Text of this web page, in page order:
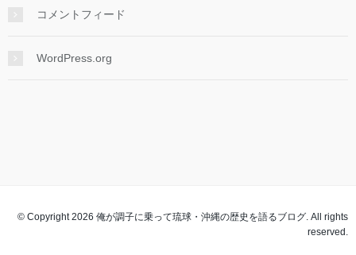
コメントフィード
WordPress.org
© Copyright 2026 俺が調子に乗って琉球・沖縄の歴史を語るブログ. All rights
reserved.